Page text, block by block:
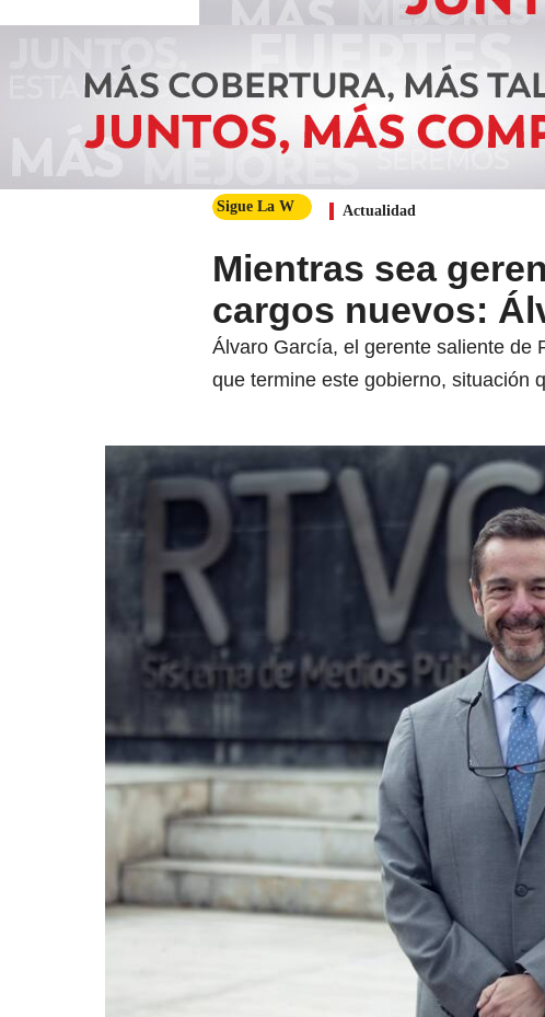
Sigue La W Actualidad
Mientras sea
cargos nuevos:
Álvaro García, el gerente saliente de
que termine este gobierno, situación